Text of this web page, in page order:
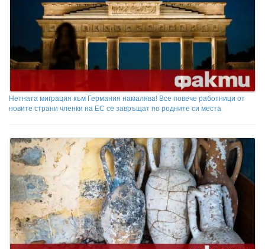
Нетната миграция към Германия намалява! Все повече работници от
новите страни членки на ЕС се завръщат по родните си места